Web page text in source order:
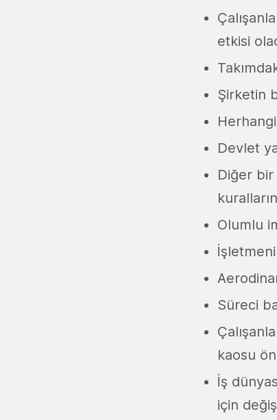
etkisi
Şirketin
Devlet
Diğer bir
Olumlu
Süreci
kaosu
İş
için